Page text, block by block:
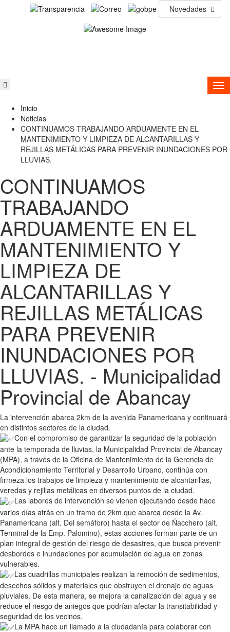
Novedades
Inicio
Noticias
CONTINUAMOS TRABAJANDO ARDUAMENTE EN EL
MANTENIMIENTO Y LIMPIEZA DE ALCANTARILLAS Y
REJILLAS METÁLICAS PARA PREVENIR INUNDACIONES POR
LLUVIAS.
CONTINUAMOS
TRABAJANDO
ARDUAMENTE EN EL
MANTENIMIENTO Y
LIMPIEZA DE
ALCANTARILLAS Y
REJILLAS METÁLICAS
PARA PREVENIR
INUNDACIONES POR
LLUVIAS. - Municipalidad
Provincial de Abancay
La intervención abarca 2km de la avenida Panamericana y continuará
en distintos sectores de la ciudad.
Con el compromiso de garantizar la seguridad de la población
ante la temporada de lluvias, la Municipalidad Provincial de Abancay
(MPA), a través de la Oficina de Mantenimiento de la Gerencia de
Acondicionamiento Territorial y Desarrollo Urbano, continúa con
firmeza los trabajos de limpieza y mantenimiento de alcantarillas,
veredas y rejillas metálicas en diversos puntos de la ciudad.
Las labores de intervención se vienen ejecutando desde hace
varios días atrás en un tramo de 2km que abarca desde la Av.
Panamericana (alt. Del semáforo) hasta el sector de Ñacchero (alt.
Terminal de la Emp. Palomino), estas acciones forman parte de un
plan integral de gestión del riesgo de desastres, que busca prevenir
desbordes e inundaciones por acumulación de agua en zonas
vulnerables.
Las cuadrillas municipales realizan la remoción de sedimentos,
desechos sólidos y materiales que obstruyen el drenaje de aguas
pluviales. De esta manera, se mejora la canalización del agua y se
reduce el riesgo de aniegos que podrían afectar la transitabilidad y
seguridad de los vecinos.
La MPA hace un llamado a la ciudadanía para colaborar con